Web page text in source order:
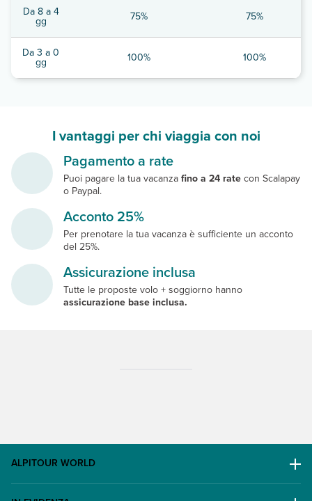
Da 8 a 4
gg 75% 75%
Da 3 a 0
gg 100% 100%
I vantaggi per chi viaggia con noi
Pagamento a rate
Puoi pagare la tua vacanzafino a 24 ratecon Scalapay
o Paypal.
Acconto 25%
Per prenotare la tua vacanza è sufficiente un acconto
del 25%.
Assicurazione inclusa
Tutte le proposte volo + soggiorno hanno
assicurazione base inclusa.
ALPITOUR WORLD
AWARD